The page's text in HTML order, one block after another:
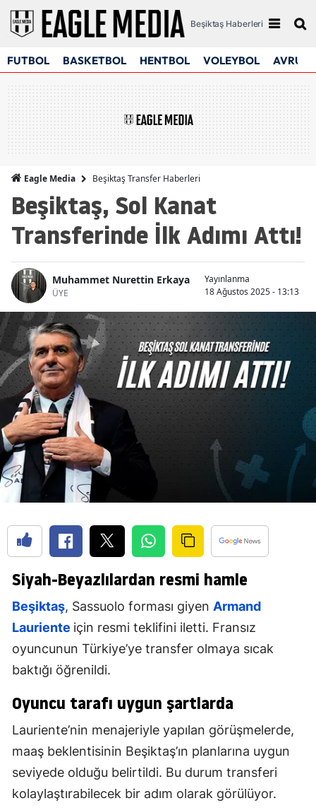
Beşiktaş Haberleri
FUTBOL BASKETBOL HENTBOL VOLEYBOL
Eagle Media Beşiktaş Transfer Haberleri
Beşiktaş, Sol Kanat
Transferinde İlk Adımı Attı!
Muhammet Nurettin Erkaya
ÜYE
Yayınlanma
18 Ağustos 2025 - 13:13
Siyah-Beyazlılardan resmi hamle
Beşiktaş, Sassuolo forması giyen Armand
Lauriente için resmi teklifini iletti. Fransız
oyuncunun Türkiye’ye transfer olmaya sıcak
baktığı öğrenildi.
Oyuncu tarafı uygun şartlarda
Lauriente’nin menajeriyle yapılan görüşmelerde,
maaş beklentisinin Beşiktaş’ın planlarına uygun
seviyede olduğu belirtildi. Bu durum transferi
kolaylaştırabilecek bir adım olarak görülüyor.